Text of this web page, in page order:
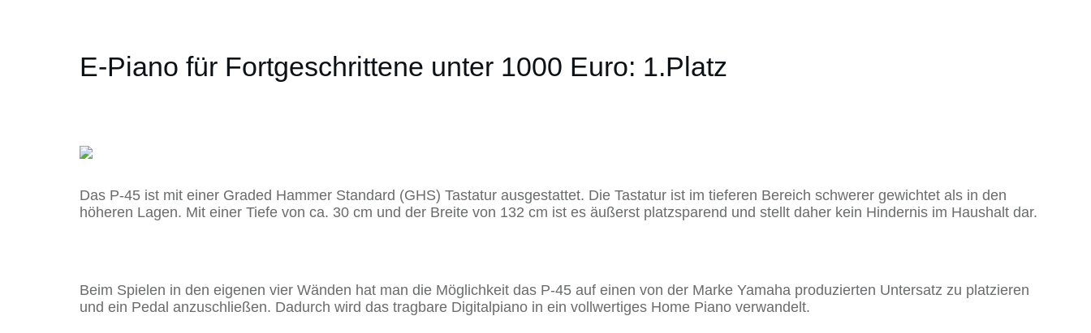
E-Piano für Fortgeschrittene unter 1000 Euro: 1.Platz
Das P-45 ist mit einer Graded Hammer Standard (GHS) Tastatur ausgestattet. Die Tastatur ist im tieferen Bereich schwerer gewichtet als in den
höheren Lagen. Mit einer Tiefe von ca. 30 cm und der Breite von 132 cm ist es äußerst platzsparend und stellt daher kein Hindernis im Haushalt dar.
Beim Spielen in den eigenen vier Wänden hat man die Möglichkeit das P-45 auf einen von der Marke Yamaha produzierten Untersatz zu platzieren
und ein Pedal anzuschließen. Dadurch wird das tragbare Digitalpiano in ein vollwertiges Home Piano verwandelt.